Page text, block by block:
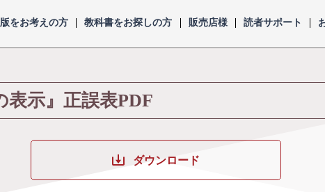
をお考えの方 教科書をお探しの方 販売店様 読者サポート
表示』正誤表PDF
ダウンロード